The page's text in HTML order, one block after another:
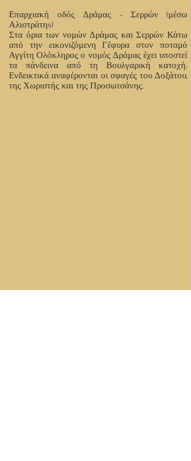
Επαρχιακή οδός Δράμας - Σερρών (μέσω
Αλιστράτηs)
Στα όρια των νομών Δράμας και Σερρών Κάτω
από την εικονιζόμενη Γέφυρα στον ποταμό
Αγγίτη Ολόκληρος ο νομός Δράμας έχει υποστεί
τα πάνδεινα από τη Βουλγαρική κατοχή.
Ενδεικτικά αναφέρονται οι σφαγές του Δοξάτου,
της Χωριστής και της Προσωτσάνης.